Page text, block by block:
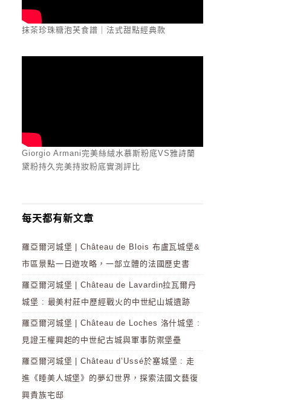
抹茶珍珠糖泡芙食譜｜法式甜點經典款
Giorgio Armani完美絲絨水慕斯粉底VS雅詩蘭
黛粉持久完美持妝粉底實測評比
每天都有新文章
羅亞爾河城堡 | Château de Blois 布盧瓦城堡&
市區景點一日遊攻略，一部立體的法國歷史書
羅亞爾河城堡 | Château de Lavardin拉瓦爾丹
城堡 : 最美村莊中歷經戰火的中世紀山城遺跡
羅亞爾河城堡 | Château de Loches 洛什城堡 :
見證王權興起的中世紀古城與軍事防禦堡壘
羅亞爾河城堡 | Château d’Ussé於塞城堡 : 走
進《睡美人城堡》的夢幻世界，探索法國文藝復
興貴族宅邸